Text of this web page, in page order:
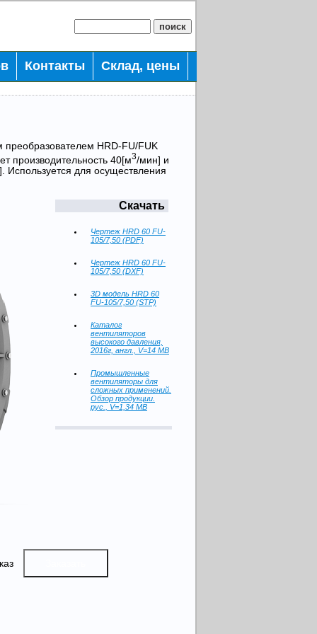
Контакты Склад, цены
преобразователем HRD-FU/FUK
производительность 40[м3/мин] и
Используется для осуществления
Скачать
Чертеж HRD 60 FU-
105/7,50 (PDF)
Чертеж HRD 60 FU-
105/7,50 (DXF)
3D модель HRD 60
FU-105/7,50 (STP)
Каталог
вентиляторов
высокого давления,
2016г, англ., V=14 MB
Промышленные
вентиляторы для
сложных применений.
Обзор продукции.
рус., V=1,34 MB